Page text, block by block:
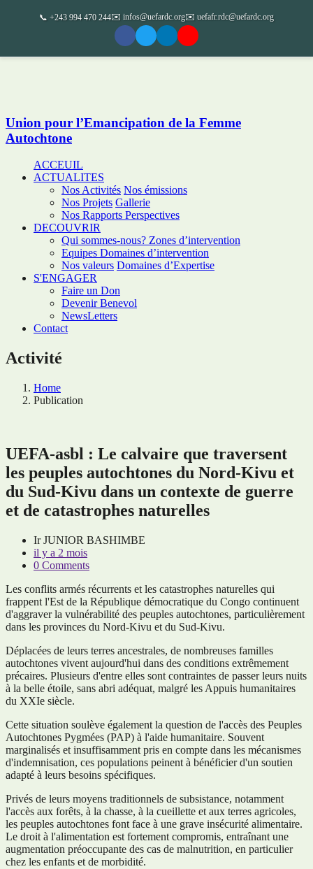
📞 +243 994 470 244✉️ infos@uefardc.org✉️ uefafr.rdc@uefardc.org
Union pour l’Emancipation de la Femme
Autochtone
ACCEUIL
ACTUALITES
Nos Activités Nos émissions
Nos Projets Gallerie
Nos Rapports Perspectives
DECOUVRIR
Qui sommes-nous? Zones d’intervention
Equipes Domaines d’intervention
Nos valeurs Domaines d’Expertise
S'ENGAGER
Faire un Don
Devenir Benevol
NewsLetters
Contact
Activité
Home
Publication
UEFA-asbl : Le calvaire que traversent
les peuples autochtones du Nord-Kivu et
du Sud-Kivu dans un contexte de guerre
et de catastrophes naturelles
Ir JUNIOR BASHIMBE
il y a 2 mois
0 Comments
Les conflits armés récurrents et les catastrophes naturelles qui
frappent l'Est de la République démocratique du Congo continuent
d'aggraver la vulnérabilité des peuples autochtones, particulièrement
dans les provinces du Nord-Kivu et du Sud-Kivu.
Déplacées de leurs terres ancestrales, de nombreuses familles
autochtones vivent aujourd'hui dans des conditions extrêmement
précaires. Plusieurs d'entre elles sont contraintes de passer leurs nuits
à la belle étoile, sans abri adéquat, malgré les Appuis humanitaires
du XXIe siècle.
Cette situation soulève également la question de l'accès des Peuples
Autochtones Pygmées (PAP) à l'aide humanitaire. Souvent
marginalisés et insuffisamment pris en compte dans les mécanismes
d'indemnisation, ces populations peinent à bénéficier d'un soutien
adapté à leurs besoins spécifiques.
Privés de leurs moyens traditionnels de subsistance, notamment
l'accès aux forêts, à la chasse, à la cueillette et aux terres agricoles,
les peuples autochtones font face à une grave insécurité alimentaire.
Le droit à l'alimentation est fortement compromis, entraînant une
augmentation préoccupante des cas de malnutrition, en particulier
chez les enfants et de morbidité.